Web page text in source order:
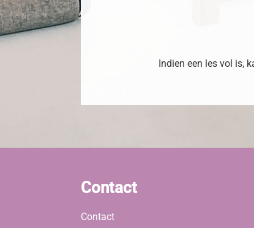
Indien een les vol is,
Contact
Contact